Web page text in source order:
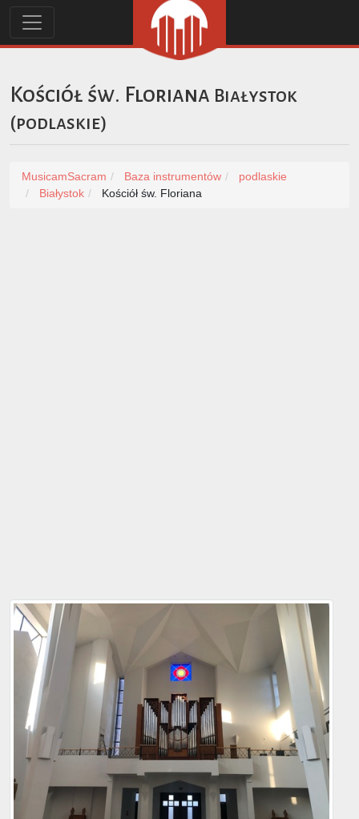
Kościół św. Floriana Białystok
(podlaskie)
MusicamSacram Baza instrumentów
podlaskie
Białystok
Kościół św. Floriana